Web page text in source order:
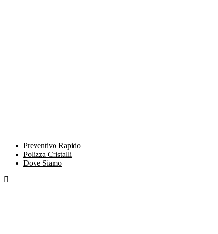
Preventivo Rapido
Polizza Cristalli
Dove Siamo